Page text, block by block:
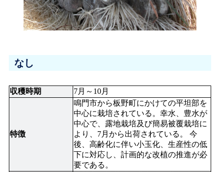
なし
収穫時期 7月～10月
特徴
鳴門市から板野町にかけての平坦部を
中心に栽培されている。幸水、豊水が
中心で、露地栽培及び簡易被覆栽培に
より、7月から出荷されている。 今
後、高齢化に伴い小玉化、生産性の低
下に対応し、計画的な改植の推進が必
要である。